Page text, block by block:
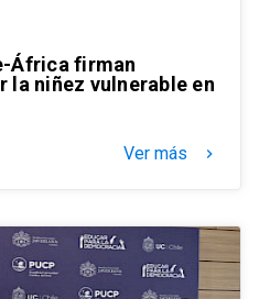
África firman
la niñez vulnerable en
Ver más keyboard_arrow_right